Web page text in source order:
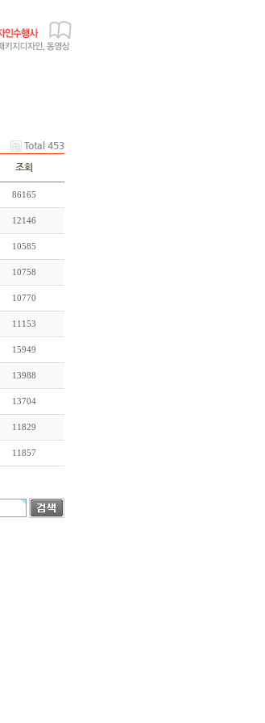
Total 453
조회
86165
12146
10585
10758
10770
11153
15949
13988
13704
11829
11857